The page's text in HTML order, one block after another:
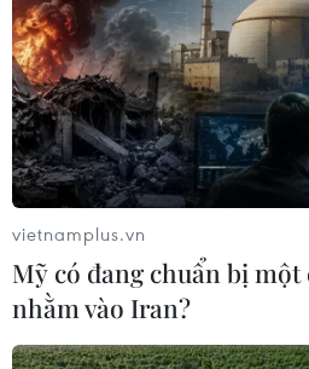
từ nguồn tin của người dân
07/08/2026 10:42
Ban đại diện cha mẹ học
được tự đặt các khoản thu,
vietnamplus.vn
Mỹ có đang chuẩn bị
nhằm vào Iran?